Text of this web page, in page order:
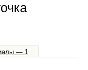
— 1